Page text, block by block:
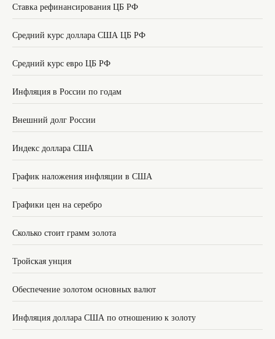
Ставка рефинансирования ЦБ РФ
Средний курс доллара США ЦБ РФ
Средний курс евро ЦБ РФ
Инфляция в России по годам
Внешний долг России
Индекс доллара США
График наложения инфляции в США
Графики цен на серебро
Сколько стоит грамм золота
Тройская унция
Обеспечение золотом основных валют
Инфляция доллара США по отношению к золоту